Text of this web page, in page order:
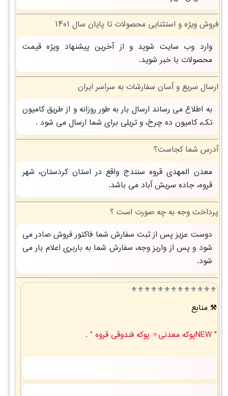
فروش ویژه و استثنایی محصولات تا پایان سال ۱۴۰۱
وارد وب سایت شوید و از آخرین پیشنهاد ویژه قیمت
محصولات با خبر شوید.
ارسال سریع و آسان سفارشات به سراسر ایران
به اطلاع می رساند ارسال بار به طور روزانه و از طریق کامیون
تک، کامیون ده چرخ، و تریلی برای شما ارسال می شود .
آدرس شما کجاست؟
معدن المهدی قروه سنندج واقع در استان کردستان، شهر
قروه، جاده سریش آباد می باشد.
پرداخت وجه به چه صورت است ؟
دوست عزیز پس از ثبت سفارش شما فاکتور فروش صادر می
شود و پس از واریز وجه، سفارش شما به باربری اعلام بار می
شود.
⚜️⚜️⚜️⚜️⚜️⚜️⚜️⚜️⚜️⚜️⚜️⚜️⚜️
منابع
"NEWپوکه معدنی✧ پوکه فندوقی قروه " .